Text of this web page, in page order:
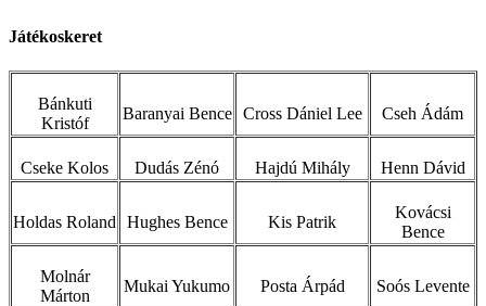
Játékoskeret
Bánkuti
Kristóf
Baranyai Bence Cross Dániel Lee Cseh Ádám
Cseke Kolos Dudás Zénó Hajdú Mihály Henn Dávid
Holdas Roland Hughes Bence Kis Patrik
Kovácsi
Bence
Molnár
Márton
Mukai Yukumo Posta Árpád Soós Levente